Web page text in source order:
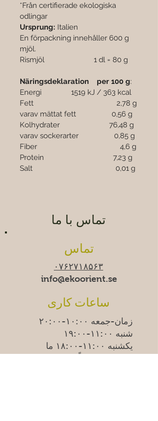
*Från certifierade ekologiska
odlingar
Ursprung: Italien
En förpackning innehåller 600 g
mjöl.
Rismjöl                         1 dl = 80 g
Näringsdeklaration    per 100 g:
Energi               1519 kJ / 363 kcal
Fett                                          2,78 g
varav mättat fett                  0,56 g
Kolhydrater                         76,48 g
varav sockerarter                  0,85 g
Fiber                                          4,6 g
Protein                                   7,23 g
Salt                                          0,01 g
تماس با ما
تماس
۰۷۶۲۷۱۸۵۶۳
info@ekoorient.se​​
ساعات کاری
زمان-جمعه ۱۰:۰۰-۲۰:۰۰
شنبه ۱۱:۰۰-۱۹:۰۰
یکشنبه ۱۱:۰۰-۱۸:۰۰
ما